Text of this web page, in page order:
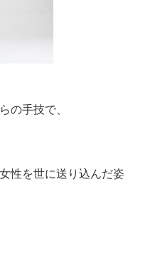
の手技で、
性を世に送り込んだ姿